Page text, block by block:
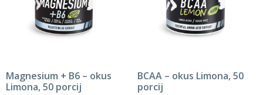
Magnesium + B6 – okus
Limona, 50 porcij
BCAA – okus Limona, 50
porcij